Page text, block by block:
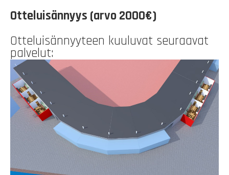
Otteluisännyys (arvo 2000€)
Otteluisännyyteen kuuluvat seuraavat
palvelut: